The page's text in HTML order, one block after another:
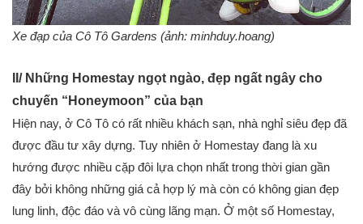
Xe đạp của Cô Tô Gardens (ảnh: minhduy.hoang)
II/ Những Homestay ngọt ngào, đẹp ngất ngây cho
chuyến “Honeymoon” của bạn
Hiện nay, ở Cô Tô có rất nhiều khách sạn, nhà nghỉ siêu đẹp đã
được đầu tư xây dựng. Tuy nhiên ở Homestay đang là xu
hướng được nhiều cặp đôi lựa chọn nhất trong thời gian gần
đây bởi không những giá cả hợp lý mà còn có không gian đẹp
lung linh, độc đáo và vô cùng lãng mạn. Ở một số Homestay,